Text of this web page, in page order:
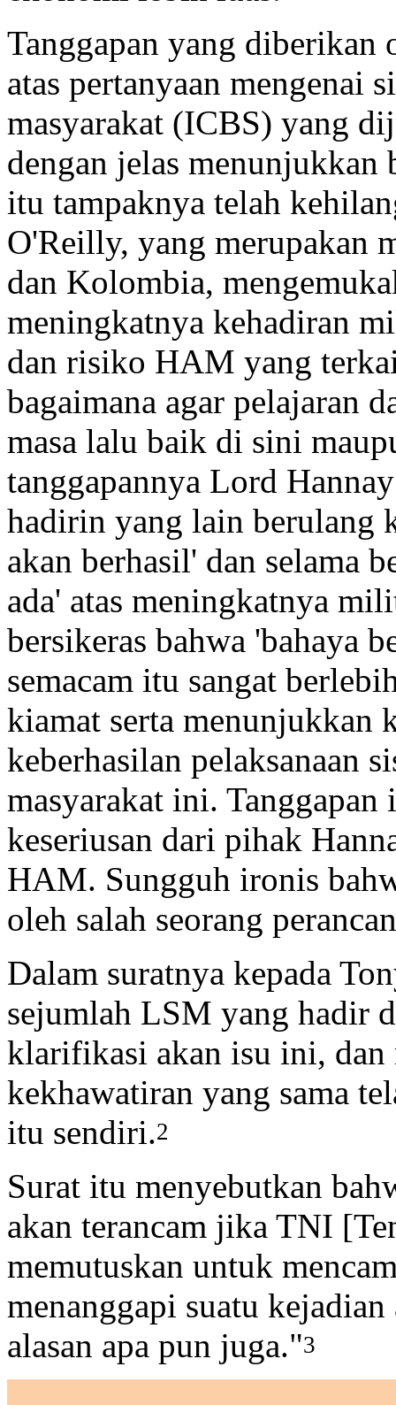
Tanggapan yang
atas pertanyaan mengenai
masyarakat (ICBS) yang
dengan jelas menunjukkan
itu tampaknya telah
O'Reilly, yang merupakan
dan Kolombia,
meningkatnya kehadiran
dan risiko HAM yang
bagaimana agar pelajaran
masa lalu baik di sini
tanggapannya Lord
hadirin yang lain berulang
akan berhasil' dan selama
ada' atas meningkatnya
bersikeras bahwa 'bahaya
semacam itu sangat
kiamat serta menunjukkan
keberhasilan pelaksanaan
masyarakat ini.
keseriusan dari pihak
HAM. Sungguh ironis
oleh salah seorang
Dalam suratnya kepada
sejumlah LSM yang hadir
klarifikasi akan isu ini, dan
kekhawatiran yang sama
itu sendiri.2
Surat itu menyebutkan
akan terancam jika TNI
memutuskan untuk
menanggapi suatu
alasan apa pun juga."3